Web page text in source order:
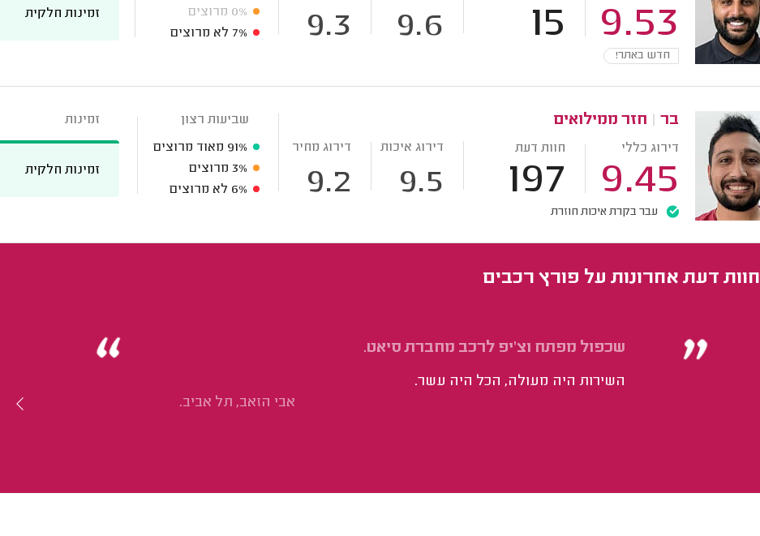
9.53
15
9.6
9.3
חדש באתר!
0% מרוצים
7% לא מרוצים
זמינות חלקית
בר חזר ממילואים
דירוג כללי
9.45
חוות דעת
197
דירוג איכות
9.5
דירוג מחיר
9.2
עבר בקרת איכות חוזרת
שביעות רצון
91% מאוד מרוצים
3% מרוצים
6% לא מרוצים
זמינות
זמינות חלקית
חוות דעת אחרונות על פורץ רכבים
שכפול מפתח וצ'יפ לרכב מחברת סיאט.
השירות היה מעולה, הכל היה עשר.
אבי הזאב, תל אביב.